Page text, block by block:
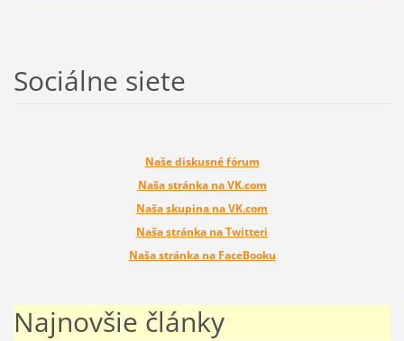
Sociálne siete
Naše diskusné fórum
Naša stránka na VK.com
Naša skupina na VK.com
Naša stránka na Twitteri
Naša stránka na FaceBooku
Najnovšie články